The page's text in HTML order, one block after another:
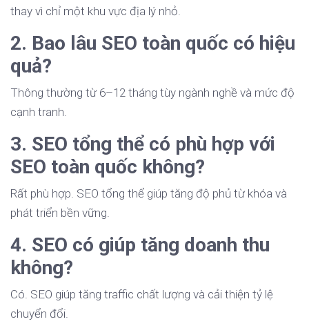
thay vì chỉ một khu vực địa lý nhỏ.
2. Bao lâu SEO toàn quốc có hiệu
quả?
Thông thường từ 6–12 tháng tùy ngành nghề và mức độ
cạnh tranh.
3. SEO tổng thể có phù hợp với
SEO toàn quốc không?
Rất phù hợp. SEO tổng thể giúp tăng độ phủ từ khóa và
phát triển bền vững.
4. SEO có giúp tăng doanh thu
không?
Có. SEO giúp tăng traffic chất lượng và cải thiện tỷ lệ
chuyển đổi.